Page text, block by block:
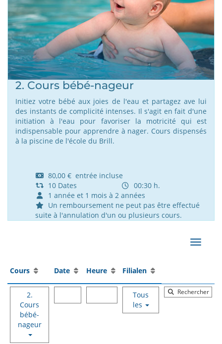
2. Cours bébé-nageur
Initiez votre bébé aux joies de l'eau et partagez ave lui
des instants de complicité intenses. Il s'agit en fait d'une
initiation à l'eau pour favoriser la motricité qui est
indispensable pour apprendre à nager. Cours dispensés
à la piscine de l'école du Brill.
80,00 € entrée incluse
10 Dates
00:30 h.
1 année et 1 mois à 2 années
Un remboursement ne peut pas être effectué
suite à l'annulation d'un ou plusieurs cours.
Cours Date Heure Filialen
2.
Cours
bébé-
nageur
Tous
les
Rechercher